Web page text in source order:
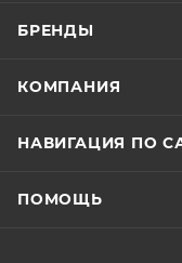
БРЕНДЫ
КОМПАНИЯ
НАВИГАЦИЯ ПО
ПОМОЩЬ